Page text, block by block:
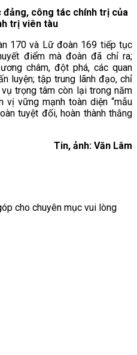
công tác chính trị của
trị viên tàu
170 và Lữ đoàn 169 tiếp tục
điểm mà đoàn đã chỉ ra;
châm, đột phá, các quan
luyện; tập trung lãnh đạo, chỉ
trọng tâm còn lại trong năm
vị vững mạnh toàn diện “mẫu
tuyệt đối, hoàn thành thắng
Tin, ảnh: Văn Lâm
cho chuyên mục vui lòng